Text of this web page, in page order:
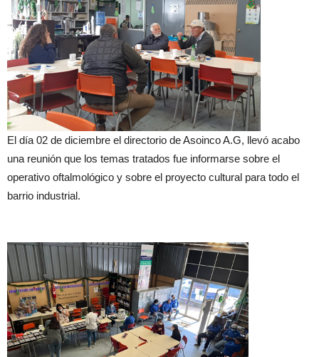
El día 02 de diciembre el directorio de Asoinco A.G, llevó acabo
una reunión que los temas tratados fue informarse sobre el
operativo oftalmológico y sobre el proyecto cultural para todo el
barrio industrial.